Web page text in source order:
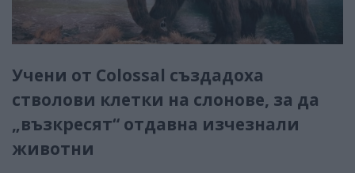
Учени от Colossal създадоха
стволови клетки на слонове, за да
„възкресят“ отдавна изчезнали
животни